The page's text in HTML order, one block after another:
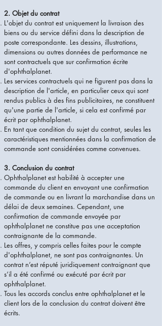
2. Objet du contrat
L'objet du contrat est uniquement la livraison des
biens ou du service défini dans la description de
poste correspondante. Les dessins, illustrations,
dimensions ou autres données de performance ne
sont contractuels que sur confirmation écrite
d'ophthalplanet.
Les services contractuels qui ne figurent pas dans la
description de l'article, en particulier ceux qui sont
rendus publics à des fins publicitaires, ne constituent
qu'une partie de l'article, si cela est confirmé par
écrit par ophthalplanet.
En tant que condition du sujet du contrat, seules les
caractéristiques mentionnées dans la confirmation de
commande sont considérées comme convenues.
3. Conclusion du contrat
Ophthalplanet est habilité à accepter une
commande du client en envoyant une confirmation
de commande ou en livrant la marchandise dans un
délai de deux semaines. Cependant, une
confirmation de commande envoyée par
ophthalplanet ne constitue pas une acceptation
contraignante de la commande.
Les offres, y compris celles faites pour le compte
d'ophthalplanet, ne sont pas contraignantes. Un
contrat n’est réputé juridiquement contraignant que
s’il a été confirmé ou exécuté par écrit par
ophthalplanet.
Tous les accords conclus entre ophthalplanet et le
client lors de la conclusion du contrat doivent être
écrits.